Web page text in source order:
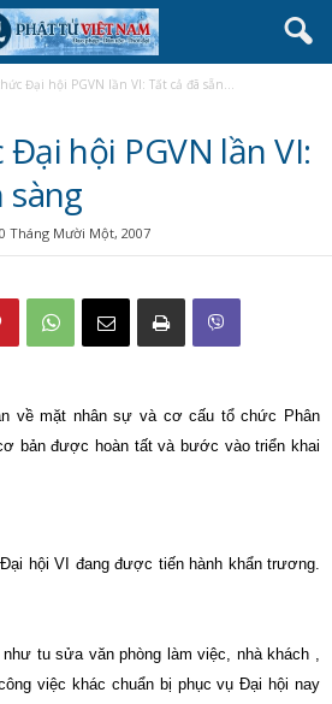
Đại hội PGVN lần VI: Tất cả đã sẵn...
hội PGVN lần VI:
sàng
Tháng Mười Một, 2007
về mặt nhân sự và cơ cấu tổ chức Phân
bản được hoàn tất và bước vào triển khai
hội VI đang được tiến hành khẩn trương.
tu sửa văn phòng làm việc, nhà khách ,
việc khác chuẩn bị phục vụ Đại hội nay